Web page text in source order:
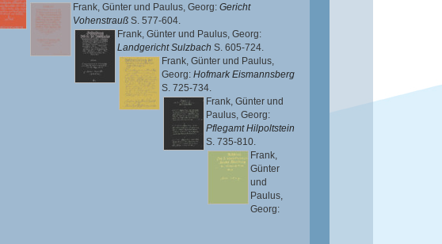
Frank, Günter und Paulus, Georg: Gericht
Vohenstrauß S. 577-604.
Frank, Günter und Paulus, Georg:
Landgericht Sulzbach S. 605-724.
Frank, Günter und Paulus,
Georg: Hofmark Eismannsberg
S. 725-734.
Frank, Günter und
Paulus, Georg:
Pflegamt Hilpoltstein
S. 735-810.
Frank,
Günter
und
Paulus,
Georg: